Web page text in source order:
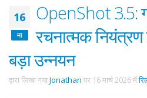
16
मा
OpenShot 3.5:
रचनात्मक
बड़ा उन्नयन
द्वारा लिखा गयाJonathan पर 16 मार्च 2026में